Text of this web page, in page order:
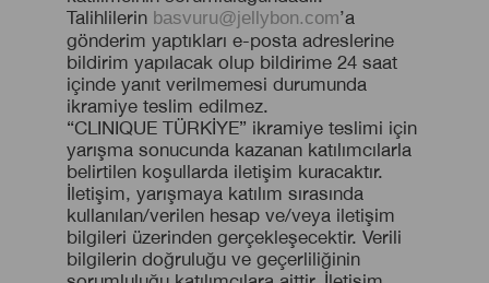
Talihlilerin basvuru@jellybon.com’a
gönderim yaptıkları e-posta adreslerine
bildirim yapılacak olup bildirime 24 saat
içinde yanıt verilmemesi durumunda
ikramiye teslim edilmez.
“CLINIQUE TÜRKİYE” ikramiye teslimi için
yarışma sonucunda kazanan katılımcılarla
belirtilen koşullarda iletişim kuracaktır.
İletişim, yarışmaya katılım sırasında
kullanılan/verilen hesap ve/veya iletişim
bilgileri üzerinden gerçekleşecektir. Verili
bilgilerin doğruluğu ve geçerliliğinin